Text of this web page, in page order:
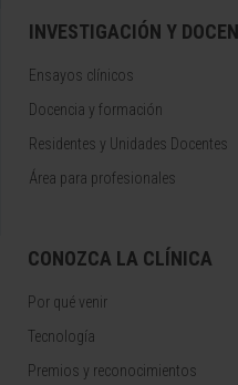
INVESTIGACIÓN Y
Ensayos clínicos
Docencia y formación
Residentes y Unidades Docentes
Área para profesionales
CONOZCA LA CLÍNICA
Por qué venir
Tecnología
Premios y reconocimientos